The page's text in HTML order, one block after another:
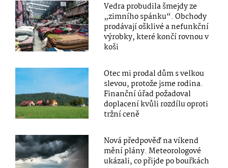
Vedra probudila šmejdy ze
„zimního spánku“. Obchody
prodávají ošklivé a nefunkční
výrobky, které končí rovnou v
koši
Otec mi prodal dům s velkou
slevou, protože jsme rodina.
Finanční úřad požadoval
doplacení kvůli rozdílu oproti
tržní ceně
Nová předpověď na víkend
mění plány. Meteorologové
ukázali, co přijde po bouřkách